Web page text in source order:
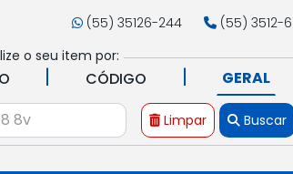
(55) 35126-244 (55) 3512-
o seu item por:
| CÓDIGO | GERAL
Limpar Buscar